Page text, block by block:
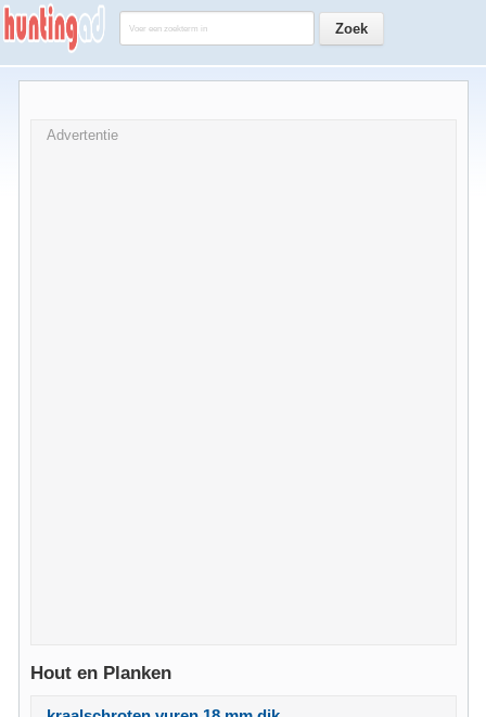
Advertentie
Hout en Planken